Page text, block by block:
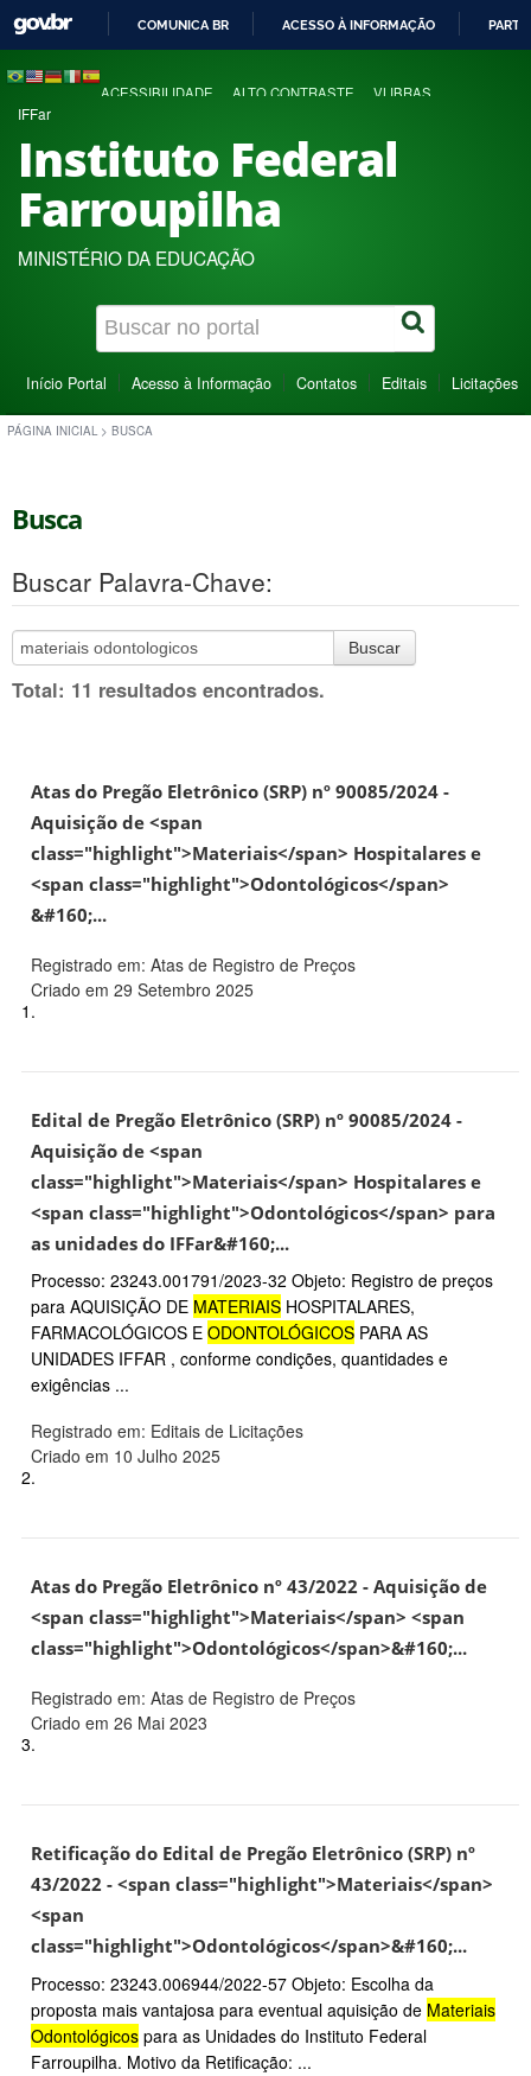
COMUNICA BR ACESSO À INFORMAÇÃO
ACESSIBILIDADE ALTO CONTRASTE VLIBRAS
IFFar
Instituto Federal
Farroupilha
MINISTÉRIO DA EDUCAÇÃO
Início Portal Acesso à Informação Contatos Editais Licitações
PÁGINA INICIAL > BUSCA
Busca
Buscar Palavra-Chave:
Buscar
Total: 11 resultados encontrados.
Atas do Pregão Eletrônico (SRP) nº 90085/2024 -
Aquisição de <span
class="highlight">Materiais</span> Hospitalares e
<span class="highlight">Odontológicos</span>
&#160;...
Registrado em: Atas de Registro de Preços
Criado em 29 Setembro 2025
1.
Edital de Pregão Eletrônico (SRP) nº 90085/2024 -
Aquisição de <span
class="highlight">Materiais</span> Hospitalares e
<span class="highlight">Odontológicos</span> para
as unidades do IFFar&#160;...
Processo: 23243.001791/2023-32 Objeto: Registro de preços
para AQUISIÇÃO DE MATERIAIS HOSPITALARES,
FARMACOLÓGICOS E ODONTOLÓGICOS PARA AS
UNIDADES IFFAR , conforme condições, quantidades e
exigências ...
Registrado em: Editais de Licitações
Criado em 10 Julho 2025
2.
Atas do Pregão Eletrônico nº 43/2022 - Aquisição de
<span class="highlight">Materiais</span> <span
class="highlight">Odontológicos</span>&#160;...
Registrado em: Atas de Registro de Preços
Criado em 26 Mai 2023
3.
Retificação do Edital de Pregão Eletrônico (SRP) nº
43/2022 - <span class="highlight">Materiais</span>
<span
class="highlight">Odontológicos</span>&#160;...
Processo: 23243.006944/2022-57 Objeto: Escolha da
proposta mais vantajosa para eventual aquisição de Materiais
Odontológicos para as Unidades do Instituto Federal
Farroupilha. Motivo da Retificação: ...